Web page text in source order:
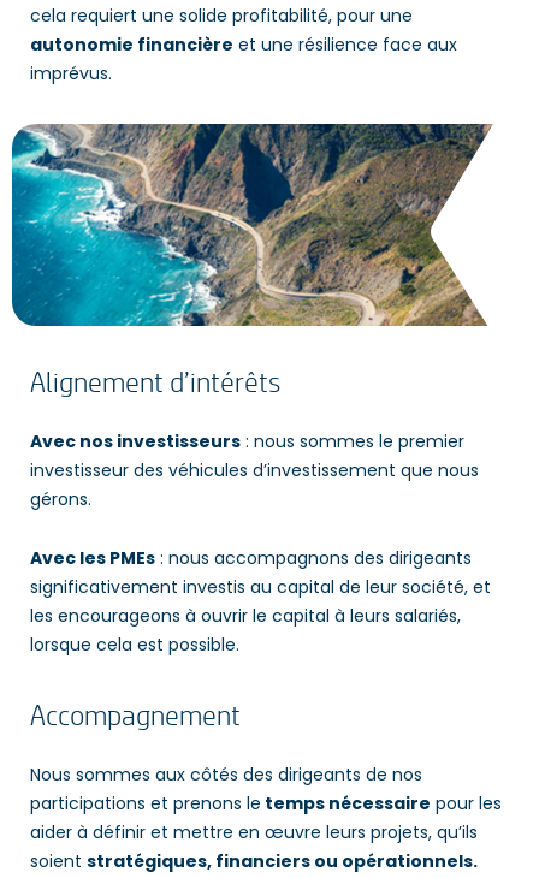
cela requiert une solide profitabilité, pour une
autonomie financière et une résilience face aux
imprévus.
Alignement d’intérêts
Avec nos investisseurs : nous sommes le premier
investisseur des véhicules d’investissement que nous
gérons.
Avec les PMEs : nous accompagnons des dirigeants
significativement investis au capital de leur société, et
les encourageons à ouvrir le capital à leurs salariés,
lorsque cela est possible.
Accompagnement
Nous sommes aux côtés des dirigeants de nos
participations et prenons le temps nécessaire pour les
aider à définir et mettre en œuvre leurs projets, qu’ils
soient stratégiques, financiers ou opérationnels.